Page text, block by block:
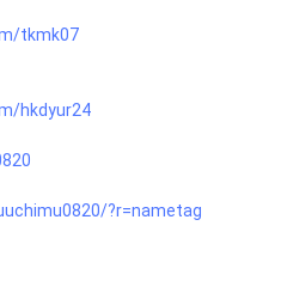
tkmk07
hkdyur24
?r=nametag